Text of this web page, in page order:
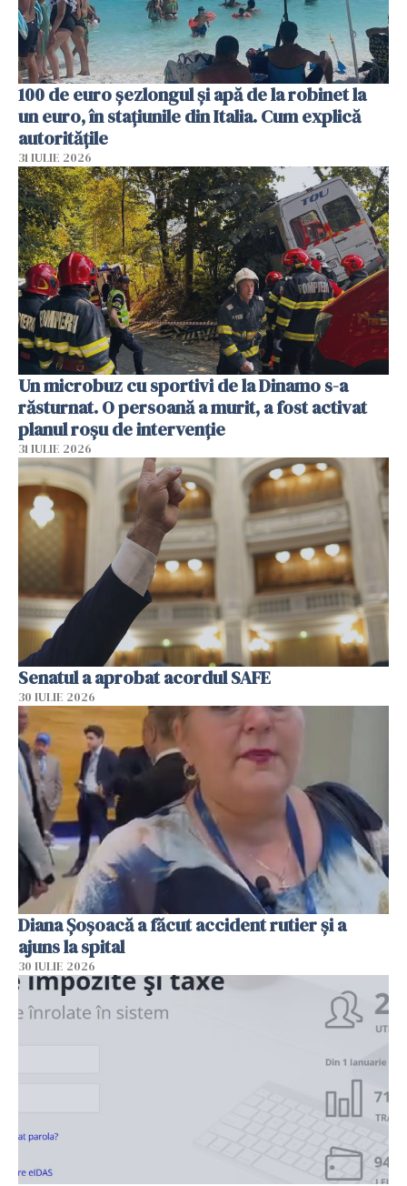
100 de euro șezlongul și apă de la robinet la
un euro, în stațiunile din Italia. Cum explică
autoritățile
31 IULIE 2026
Un microbuz cu sportivi de la Dinamo s-a
răsturnat. O persoană a murit, a fost activat
planul roșu de intervenție
31 IULIE 2026
Senatul a aprobat acordul SAFE
30 IULIE 2026
Diana Șoșoacă a făcut accident rutier și a
ajuns la spital
30 IULIE 2026